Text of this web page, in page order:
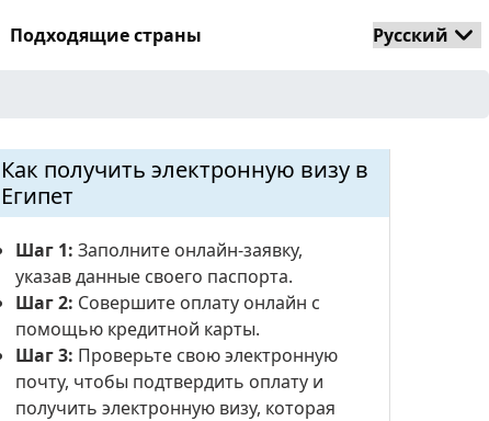
Подходящие страны
Как получить электронную визу в
Египет
Шаг 1: Заполните онлайн-заявку,
указав данные своего паспорта.
Шаг 2: Совершите оплату онлайн с
помощью кредитной карты.
Шаг 3: Проверьте свою электронную
почту, чтобы подтвердить оплату и
получить электронную визу, которая